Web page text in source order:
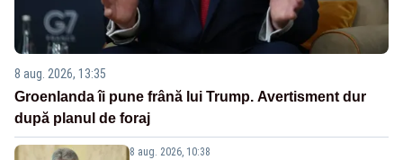
8 aug. 2026, 13:35
Groenlanda îi pune frână lui Trump. Avertisment dur
după planul de foraj
8 aug. 2026, 10:38